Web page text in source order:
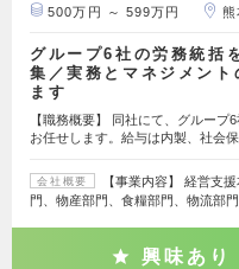
500万円 ～ 599万円 熊
グループ6社の労務統括
集／実務とマネジメント
ます
【職務概要】 同社にて、グルー
お任せします。給与は内製、社会
会社概要
【事業内容】 経営支
門、物産部門、食糧部門、物流部
興味あり